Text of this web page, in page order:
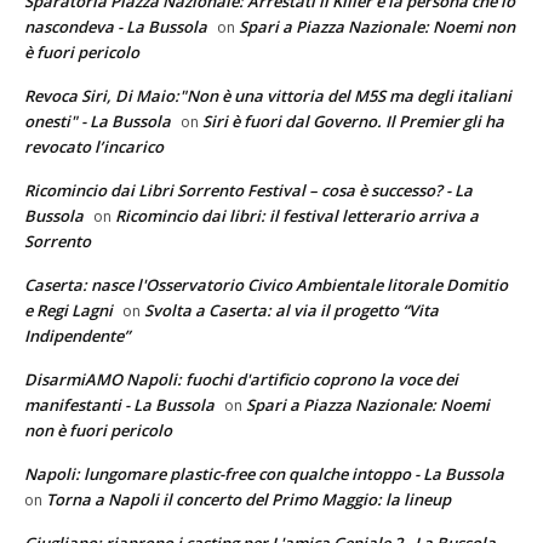
nascondeva - La Bussola on Spari a Piazza Nazionale: Noemi non
è fuori pericolo
Revoca Siri, Di Maio:"Non è una vittoria del M5S ma degli italiani
onesti" - La Bussola on Siri è fuori dal Governo. Il Premier gli ha
revocato l’incarico
Ricomincio dai Libri Sorrento Festival – cosa è successo? - La
Bussola on Ricomincio dai libri: il festival letterario arriva a
Sorrento
Caserta: nasce l'Osservatorio Civico Ambientale litorale Domitio
e Regi Lagni on Svolta a Caserta: al via il progetto “Vita
Indipendente”
DisarmiAMO Napoli: fuochi d'artificio coprono la voce dei
manifestanti - La Bussola on Spari a Piazza Nazionale: Noemi
non è fuori pericolo
Napoli: lungomare plastic-free con qualche intoppo - La Bussola
on Torna a Napoli il concerto del Primo Maggio: la lineup